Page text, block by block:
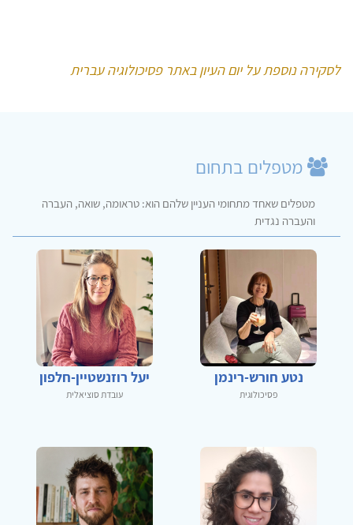
לסקירה נוספת על יום העיון באתר פסיכולוגיה עברית
מטפלים בתחום
מטפלים שאחד מתחומי העניין שלהם הוא: טראומה, שואה, העברה
והעברה נגדית
נטע חורש-רינמן
פסיכולוגית
יעל רוזנשטיין-חלפון
עובדת סוציאלית